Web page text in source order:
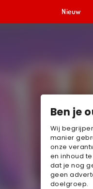
Ben je
Wij
manier
onze
en inhoud
dat je nog
geen
doelgroep.
Nieuw